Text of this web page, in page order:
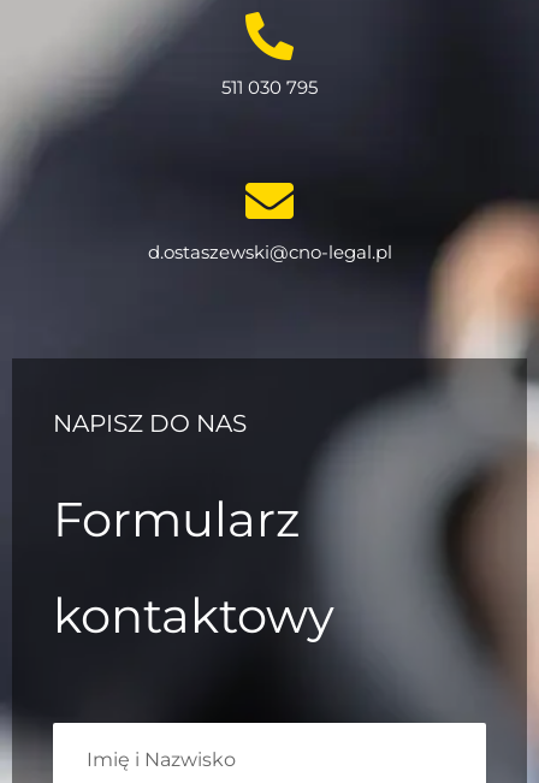
511 030 795
d.ostaszewski@cno-legal.pl
NAPISZ DO NAS
Formularz
kontaktowy